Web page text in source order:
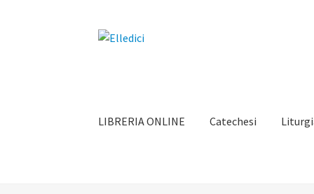
Vai
Vai
LIBRERIA ONLINE Catechesi